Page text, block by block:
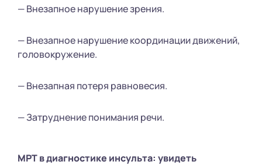
— Внезапное нарушение зрения.
— Внезапное нарушение координации движений,
головокружение.
— Внезапная потеря равновесия.
— Затруднение понимания речи.
МРТ в диагностике инсульта: увидеть